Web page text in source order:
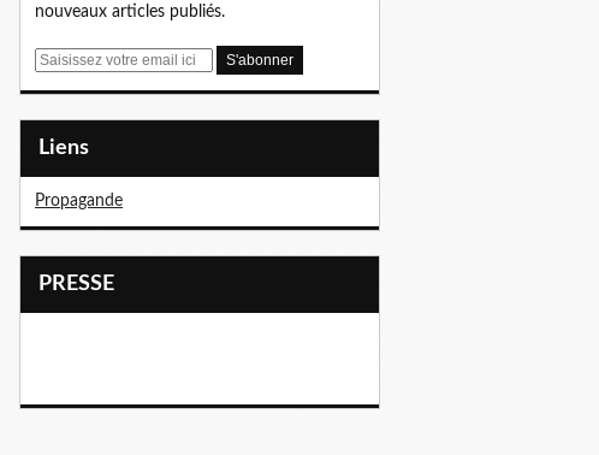
nouveaux articles publiés.
E
Liens
Propagande
PRESSE